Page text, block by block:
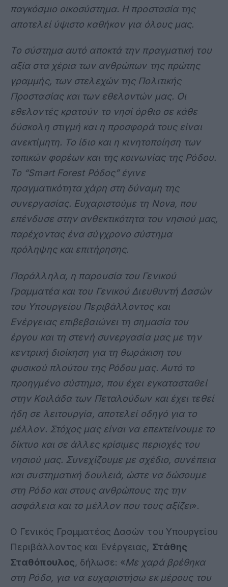
παγκόσμιο οικοσύστημα. Η προστασία της
αποτελεί ύψιστο καθήκον για όλους μας.
Το σύστημα αυτό αποκτά την πραγματική του
αξία στα χέρια των ανθρώπων της πρώτης
γραμμής, των στελεχών της Πολιτικής
Προστασίας και των εθελοντών μας. Οι
εθελοντές κρατούν το νησί όρθιο σε κάθε
δύσκολη στιγμή και η προσφορά τους είναι
ανεκτίμητη. Το ίδιο και η κινητοποίηση των
τοπικών φορέων και της κοινωνίας της Ρόδου.
Το “Smart Forest Ρόδος” έγινε
πραγματικότητα χάρη στη δύναμη της
συνεργασίας. Ευχαριστούμε τη Nova, που
επένδυσε στην ανθεκτικότητα του νησιού μας,
παρέχοντας ένα σύγχρονο σύστημα
πρόληψης και επιτήρησης.
Παράλληλα, η παρουσία του Γενικού
Γραμματέα και του Γενικού Διευθυντή Δασών
του Υπουργείου Περιβάλλοντος και
Ενέργειας επιβεβαιώνει τη σημασία του
έργου και τη στενή συνεργασία μας με την
κεντρική διοίκηση για τη θωράκιση του
φυσικού πλούτου της Ρόδου μας. Αυτό το
προηγμένο σύστημα, που έχει εγκατασταθεί
στην Κοιλάδα των Πεταλούδων και έχει τεθεί
ήδη σε λειτουργία, αποτελεί οδηγό για το
μέλλον. Στόχος μας είναι να επεκτείνουμε το
δίκτυο και σε άλλες κρίσιμες περιοχές του
νησιού μας. Συνεχίζουμε με σχέδιο, συνέπεια
και συστηματική δουλειά, ώστε να δώσουμε
στη Ρόδο και στους ανθρώπους της την
ασφάλεια και το μέλλον που τους αξίζει».
Ο Γενικός Γραμματέας Δασών του Υπουργείου
Περιβάλλοντος και Ενέργειας, Στάθης
Σταθόπουλος, δήλωσε: «Με χαρά βρέθηκα
στη Ρόδο, για να ευχαριστήσω εκ μέρους του